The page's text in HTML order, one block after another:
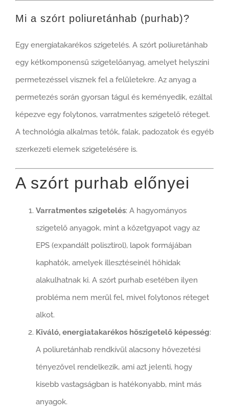
Mi a szórt poliuretánhab (purhab)?
Egy energiatakarékos szigetelés. A szórt poliuretánhab
egy kétkomponensű szigetelőanyag, amelyet helyszíni
permetezéssel visznek fel a felületekre. Az anyag a
permetezés során gyorsan tágul és keményedik, ezáltal
képezve egy folytonos, varratmentes szigetelő réteget.
A technológia alkalmas tetők, falak, padozatok és egyéb
szerkezeti elemek szigetelésére is.
A szórt purhab előnyei
Varratmentes szigetelés: A hagyományos
szigetelő anyagok, mint a kőzetgyapot vagy az
EPS (expandált polisztirol), lapok formájában
kaphatók, amelyek illesztéseinél hőhidak
alakulhatnak ki. A szórt purhab esetében ilyen
probléma nem merül fel, mivel folytonos réteget
alkot.
Kiváló, energiatakarékos hőszigetelő képesség:
A poliuretánhab rendkívül alacsony hővezetési
tényezővel rendelkezik, ami azt jelenti, hogy
kisebb vastagságban is hatékonyabb, mint más
anyagok.